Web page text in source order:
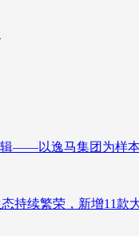
——以逸马集团为样
续繁荣，新增11款